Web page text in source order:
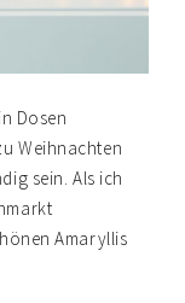
Dosen
Weihnachten
sein. Als ich
Amaryllis